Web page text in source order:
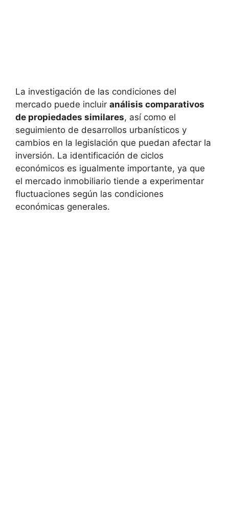
La investigación de las condiciones del
mercado puede incluir‍ análisis ⁢comparativos
de propiedades similares, así como el
seguimiento de desarrollos urbanísticos y
cambios en la legislación que puedan ⁢afectar la
inversión. La identificación‍ de ciclos
económicos es ‍igualmente importante, ya‌ que
⁤el mercado inmobiliario tiende a experimentar
fluctuaciones según las condiciones
económicas generales.